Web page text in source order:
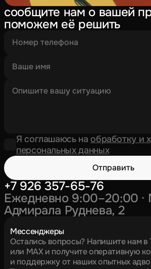
сообщите нам о вашей
поможем её решить
Я соглашаюсь на обработку и
персональных данных
Отправить
+7 926 357-65-76
Ежедневно 9:00–20:00 ·
Адмирала Руднева, 2
Мессенджеры
Остались вопросы? Напишите нам в
или MAX и получите оперативную
и поддержку от наших опытных